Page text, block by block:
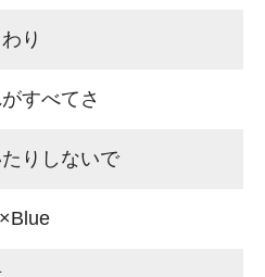
べてさ
しないで